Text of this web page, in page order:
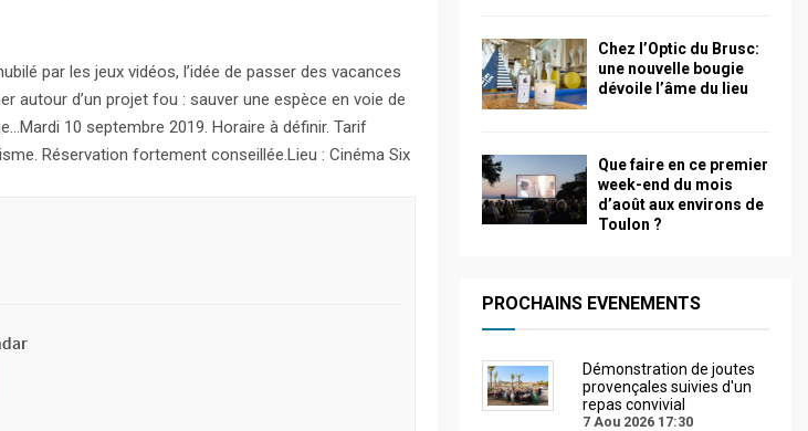
par les jeux vidéos, l’idée de passer des vacances
autour d’un projet fou : sauver une espèce en voie de
10 septembre 2019. Horaire à définir. Tarif
Réservation fortement conseillée.Lieu : Cinéma Six
Chez l’Optic du Brusc:
une nouvelle bougie
dévoile l’âme du lieu
Que faire en ce premier
week-end du mois
d’août aux environs de
Toulon ?
PROCHAINS EVENEMENTS
Démonstration de joutes
provençales suivies d'un
repas convivial
7 Aou 2026 17:30